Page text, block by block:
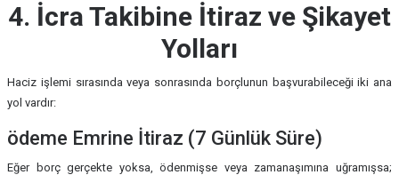
4. İcra Takibine İtiraz ve Şikayet
Yolları
Haciz işlemi sırasında veya sonrasında borçlunun başvurabileceği iki ana
yol vardır:
ödeme Emrine İtiraz (7 Günlük Süre)
Eğer borç gerçekte yoksa, ödenmişse veya zamanaşımına uğramışsa;